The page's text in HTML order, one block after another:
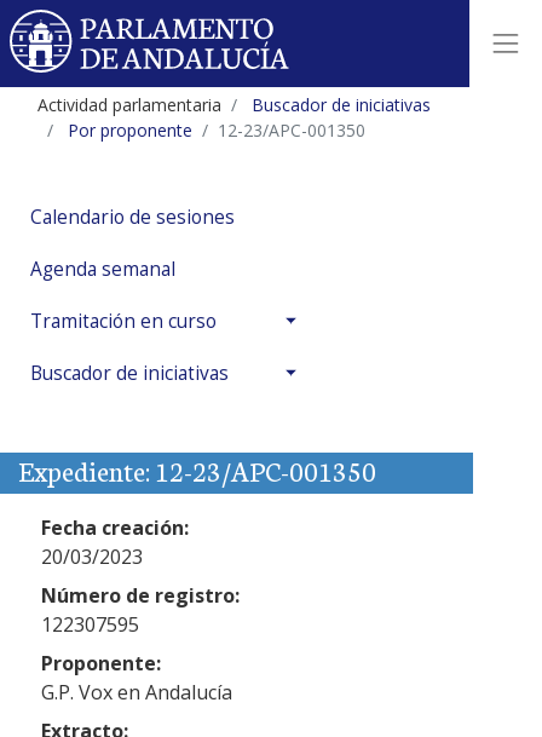
Actividad parlamentaria
Buscador de iniciativas
Por proponente
12-23/APC-001350
Calendario de sesiones
Agenda semanal
Tramitación en curso
Buscador de iniciativas
Expediente: 12-23/APC-001350
Fecha creación:
20/03/2023
Número de registro:
122307595
Proponente:
G.P. Vox en Andalucía
Extracto: